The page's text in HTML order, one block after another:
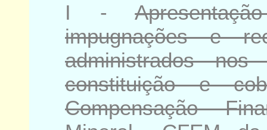
I -
impugnações e
administrados
constituição e
Compensação